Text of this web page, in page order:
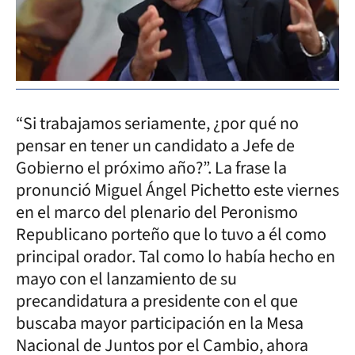
“Si trabajamos seriamente, ¿por qué no
pensar en tener un candidato a Jefe de
Gobierno el próximo año?”. La frase la
pronunció Miguel Ángel Pichetto este viernes
en el marco del plenario del Peronismo
Republicano porteño que lo tuvo a él como
principal orador. Tal como lo había hecho en
mayo con el lanzamiento de su
precandidatura a presidente con el que
buscaba mayor participación en la Mesa
Nacional de Juntos por el Cambio, ahora